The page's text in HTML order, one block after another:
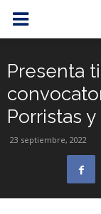
Presenta
Porristas
23 septiembre, 2022